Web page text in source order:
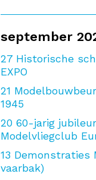
september
27 Historische
EXPO
21
1945
20 60-jarig
Modelvliegclub
13 Demonstraties
vaarbak)